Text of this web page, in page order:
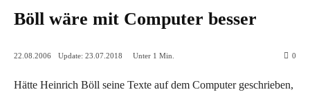
Böll wäre mit Computer besser
22.08.2006 Update: 23.07.2018 Unter 1 Min. 0
Hätte Heinrich Böll seine Texte auf dem Computer geschrieben,